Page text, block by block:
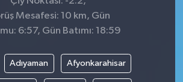
Mesafesi: 10 km, Gün
6:57, Gün Batımı: 18:59
Adıyaman Afyonkarahisar